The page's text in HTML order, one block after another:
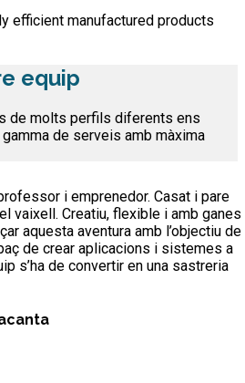
efficient manufactured products
equip
de molts perfils diferents ens
de serveis amb màxima
i emprenedor. Casat i pare
vaixell. Creatiu, flexible i amb ganes
aquesta aventura amb l’objectiu de
de crear aplicacions i sistemes a
s’ha de convertir en una sastreria